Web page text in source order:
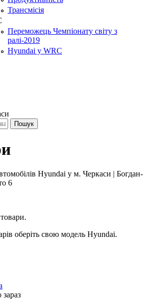
Трансмісія
Переможець Чемпіонату світу з
ралі-2019
Hyundai у WRC
оберіть свою модель Hyundai.
зараз